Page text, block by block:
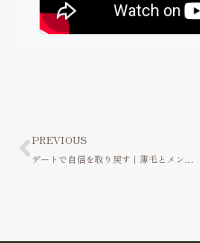
Prev
PREVIOUS
デートで自信を取り戻す｜薄毛とメンズウィッグという選択